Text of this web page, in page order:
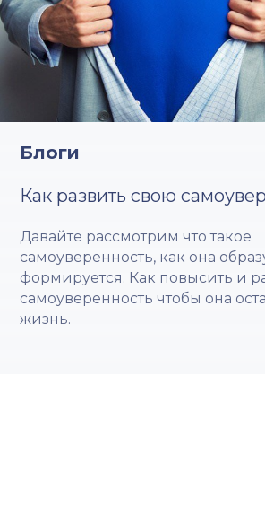
Блоги
Как развить свою
Давайте рассмотрим что такое
самоуверенность, как она
формируется. Как повысить и
самоуверенность чтобы она
жизнь.